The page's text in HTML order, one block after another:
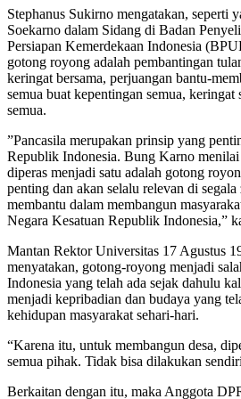
Stephanus Sukirno mengatakan, seperti
Soekarno dalam Sidang di Badan
Persiapan Kemerdekaan Indonesia
gotong royong adalah pembantingan
keringat bersama, perjuangan bantu-
semua buat kepentingan semua, keringat
semua.
”Pancasila merupakan prinsip yang
Republik Indonesia. Bung Karno menilai
diperas menjadi satu adalah gotong
penting dan akan selalu relevan di
membantu dalam membangun
Negara Kesatuan Republik Indonesia,”
Mantan Rektor Universitas 17 Agustus
menyatakan, gotong-royong menjadi
Indonesia yang telah ada sejak dahulu
menjadi kepribadian dan budaya yang
kehidupan masyarakat sehari-hari.
“Karena itu, untuk membangun desa,
semua pihak. Tidak bisa dilakukan
Berkaitan dengan itu, maka Anggota